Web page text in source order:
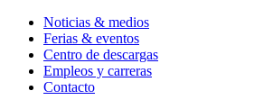
Noticias & medios
Ferias & eventos
Centro de descargas
Empleos y carreras
Contacto